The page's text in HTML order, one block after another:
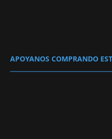
APOYANOS COMPRANDO